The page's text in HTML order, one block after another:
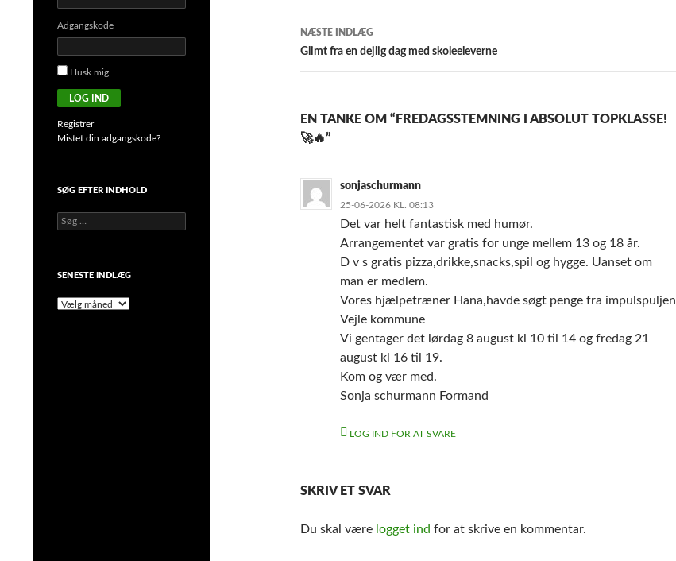
NÆSTE INDLÆG
Glimt fra en dejlig dag med skoleeleverne
EN TANKE OM “FREDAGSSTEMNING I ABSOLUT TOPKLASSE!
🚀🔥”
sonjaschurmann
25-06-2026 KL. 08:13
Det var helt fantastisk med humør.
Arrangementet var gratis for unge mellem 13 og 18 år.
D v s gratis pizza,drikke,snacks,spil og hygge. Uanset om
man er medlem.
Vores hjælpetræner Hana,havde søgt penge fra impulspuljen
Vejle kommune
Vi gentager det lørdag 8 august kl 10 til 14 og fredag 21
august kl 16 til 19.
Kom og vær med.
Sonja schurmann Formand
LOG IND FOR AT SVARE
SKRIV ET SVAR
Du skal være logget ind for at skrive en kommentar.
Adgangskode
Husk mig
LOG IND
Registrer
Mistet din adgangskode?
SØG EFTER INDHOLD
Søg
efter:
SENESTE INDLÆG
Seneste